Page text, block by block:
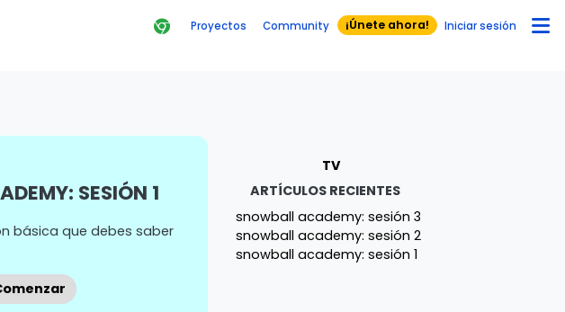
Proyectos Community ¡Únete ahora! Iniciar sesión
SESIÓN 1
básica que debes saber
TV
ARTÍCULOS RECIENTES
snowball academy: sesión 3
snowball academy: sesión 2
snowball academy: sesión 1